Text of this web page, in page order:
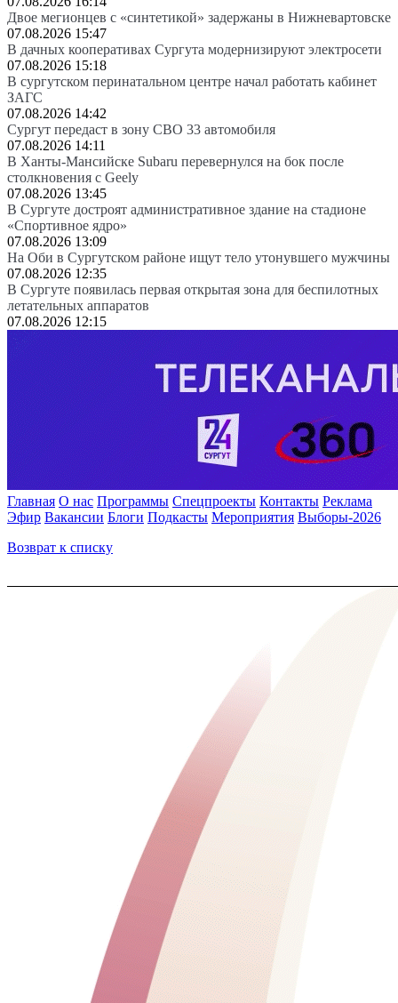
Двое мегионцев с «синтетикой» задержаны в Нижневартовске
07.08.2026 15:47
В дачных кооперативах Сургута модернизируют электросети
07.08.2026 15:18
В сургутском перинатальном центре начал работать кабинет
ЗАГС
07.08.2026 14:42
Сургут передаст в зону СВО 33 автомобиля
07.08.2026 14:11
В Ханты-Мансийске Subaru перевернулся на бок после
столкновения с Geely
07.08.2026 13:45
В Сургуте достроят административное здание на стадионе
«Спортивное ядро»
07.08.2026 13:09
На Оби в Сургутском районе ищут тело утонувшего мужчины
07.08.2026 12:35
В Сургуте появилась первая открытая зона для беспилотных
летательных аппаратов
07.08.2026 12:15
Главная О нас Программы Спецпроекты Контакты Реклама
Эфир Вакансии Блоги Подкасты Мероприятия Выборы-2026
Возврат к списку